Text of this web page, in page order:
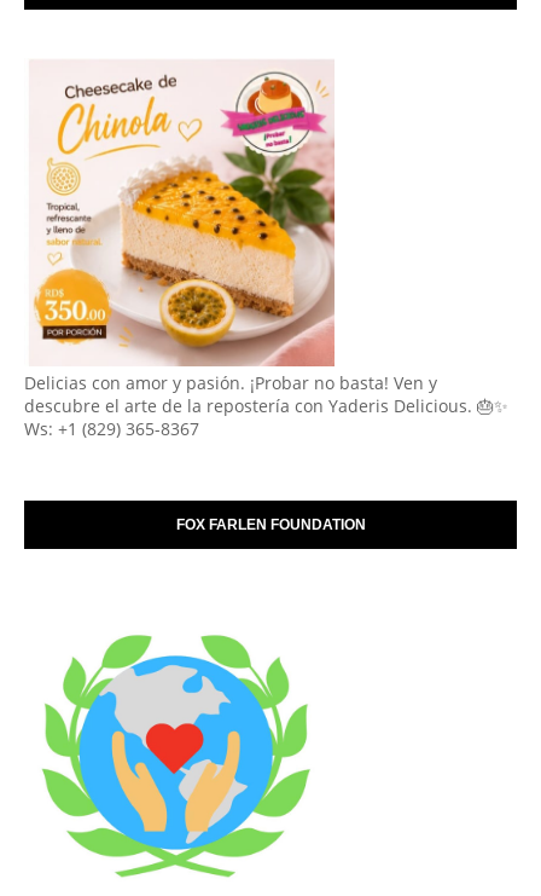
Delicias con amor y pasión. ¡Probar no basta! Ven y
descubre el arte de la repostería con Yaderis Delicious. 🎂✨
Ws: +1 (829) 365-8367
FOX FARLEN FOUNDATION